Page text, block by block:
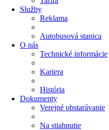
Služby
Reklama
Autobusová stanica
O nás
Technické informácie
Kariera
História
Dokumenty
Verejné obstarávanie
Na stiahnutie